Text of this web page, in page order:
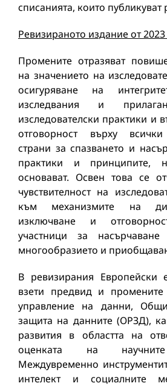
списанията, които публикуват
Ревизираното издание от 2023
Промените отразяват
на значението на
осигуряване на
изследвания и
изследователски практики и
отговорност върху всички
страни за спазването и
практики и принципите,
основават. Освен това се
чувствителност на
към механизмите на
изключване и
участници за насърчаване
многообразието и
В ревизирания Европейски
взети предвид и
управление на данни,
защита на данните (ОРЗД),
развития в областта на
оценката на научните
Междувременно
интелект и социалните